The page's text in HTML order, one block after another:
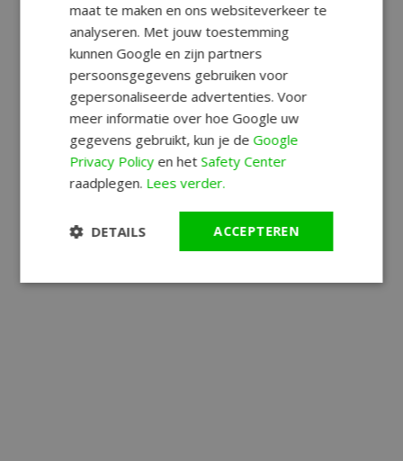
maat te maken en ons websiteverkeer te
analyseren. Met jouw toestemming
kunnen Google en zijn partners
persoonsgegevens gebruiken voor
gepersonaliseerde advertenties. Voor
meer informatie over hoe Google uw
gegevens gebruikt, kun je deGoogle
Privacy Policyen hetSafety Center
raadplegen. Lees verder.
ACCEPTEREN
DETAILS